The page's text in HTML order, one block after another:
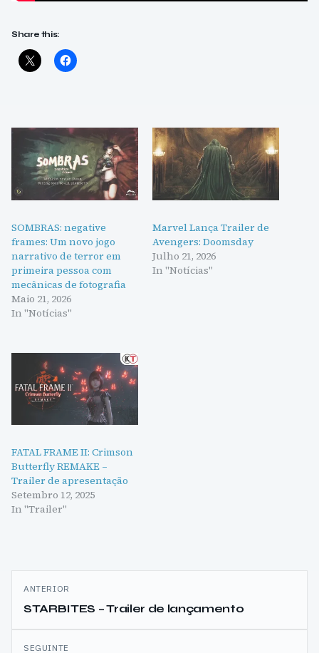
Share this:
SOMBRAS: negative
frames: Um novo jogo
narrativo de terror em
primeira pessoa com
mecânicas de fotografia
Maio 21, 2026
In "Notícias"
Marvel Lança Trailer de
Avengers: Doomsday
Julho 21, 2026
In "Notícias"
FATAL FRAME II: Crimson
Butterfly REMAKE –
Trailer de apresentação
Setembro 12, 2025
In "Trailer"
Navegação
de
artigos
ANTERIOR
STARBITES – Trailer de lançamento
SEGUINTE